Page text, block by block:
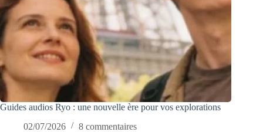
Guides audios Ryo : une nouvelle ère pour vos explorations
02/07/2026
8 commentaires